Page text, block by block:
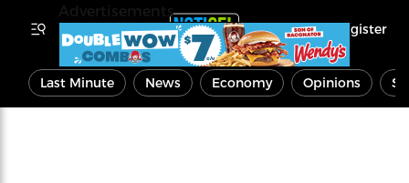
Register
Last Minute News Economy Opinions
Advertisements